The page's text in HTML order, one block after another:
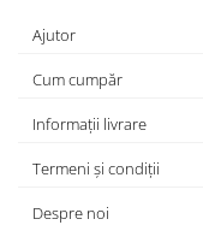
Ajutor
Cum cumpăr
Informații livrare
Termeni și condiții
Despre noi